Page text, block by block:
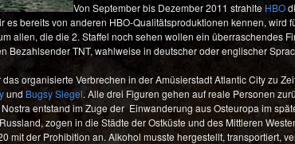
Von September bis Dezember 2011 strahlte HBO
es bereits von anderen HBO-Qualitätsproduktionen kennen,
allen, die die 2. Staffel noch sehen wollen ein überraschendes
Bezahlsender TNT, wahlweise in deutscher oder englischer
organisierte Verbrechen in der Amüsierstadt Atlantic City zu
und Bugsy Siegel. Alle drei Figuren gehen auf reale Personen
entstand im Zuge der Einwanderung aus Osteuropa im
zogen in die Städte der Ostküste und des Mittleren
mit der Prohibition an. Alkohol musste hergestellt, transportiert,